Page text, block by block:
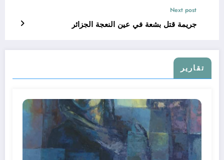
Next post
جريمة قتل بشعة في عين النعجة الجزائر
تقارير